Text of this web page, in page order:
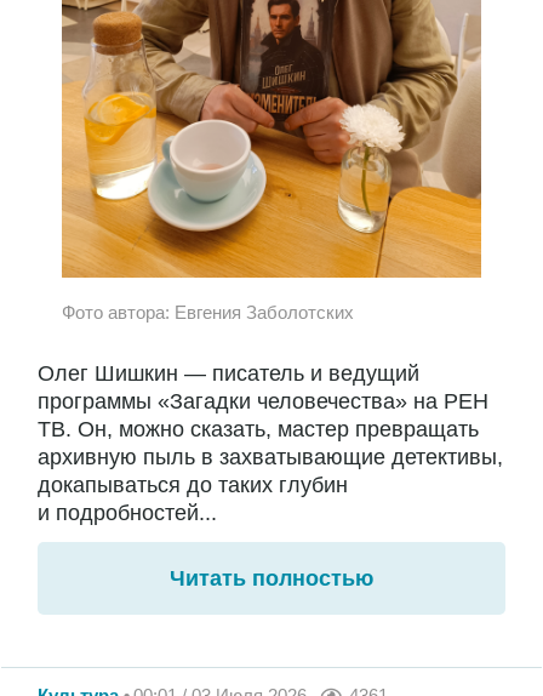
Фото автора: Евгения Заболотских
Олег Шишкин — писатель и ведущий
программы «Загадки человечества» на РЕН
ТВ. Он, можно сказать, мастер превращать
архивную пыль в захватывающие детективы,
докапываться до таких глубин
и подробностей...
Читать полностью